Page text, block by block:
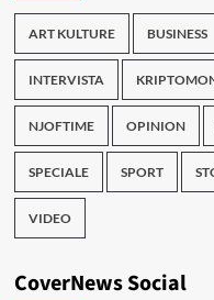
ART KULTURE BUSINESS
INTERVISTA
NJOFTIME OPINION
SPECIALE SPORT
VIDEO
CoverNews Social